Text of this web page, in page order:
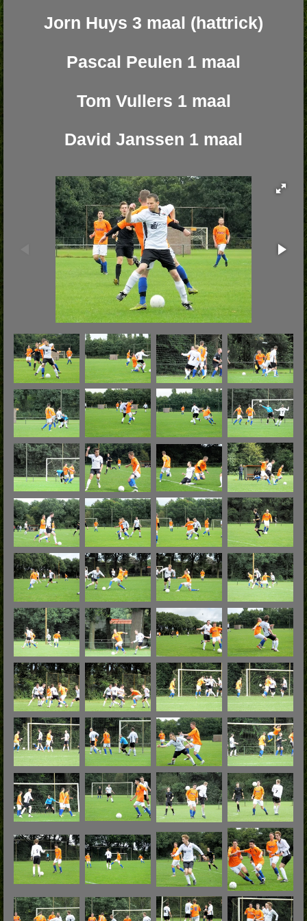
Jorn Huys 3 maal (hattrick)
Pascal Peulen 1 maal
Tom Vullers 1 maal
David Janssen 1 maal